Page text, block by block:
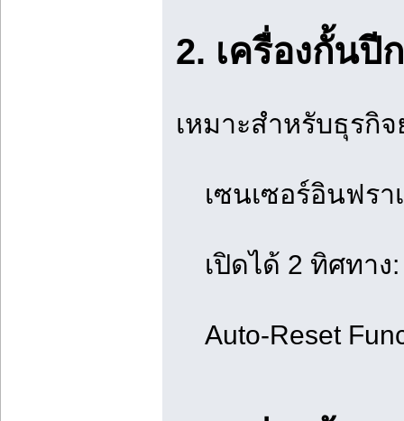
2. เครื่องกั้นปี
เหมาะสำหรับธุรกิ
เซนเซอร์อินฟรา
เปิดได้ 2 ทิศทาง:
Auto-Reset